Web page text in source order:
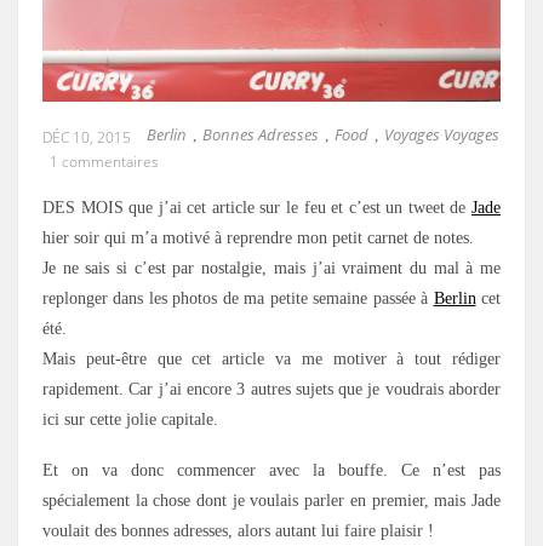
Berlin Bonnes Adresses Food Voyages Voyages
DÉC 10, 2015
1 commentaires
DES MOIS que j’ai cet article sur le feu et c’est un tweet de Jade
hier soir qui m’a motivé à reprendre mon petit carnet de notes.
Je ne sais si c’est par nostalgie, mais j’ai vraiment du mal à me
replonger dans les photos de ma petite semaine passée à Berlin cet
été.
Mais peut-être que cet article va me motiver à tout rédiger
rapidement. Car j’ai encore 3 autres sujets que je voudrais aborder
ici sur cette jolie capitale.
Et on va donc commencer avec la bouffe. Ce n’est pas
spécialement la chose dont je voulais parler en premier, mais Jade
voulait des bonnes adresses, alors autant lui faire plaisir !